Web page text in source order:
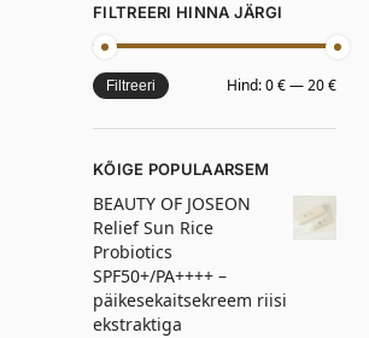
FILTREERI HINNA JÄRGI
Filtreeri Hind:0 €—20 €
KÕIGE POPULAARSEM
BEAUTY OF JOSEON
Relief Sun Rice
Probiotics
SPF50+/PA++++ –
päikesekaitsekreem riisi
ekstraktiga